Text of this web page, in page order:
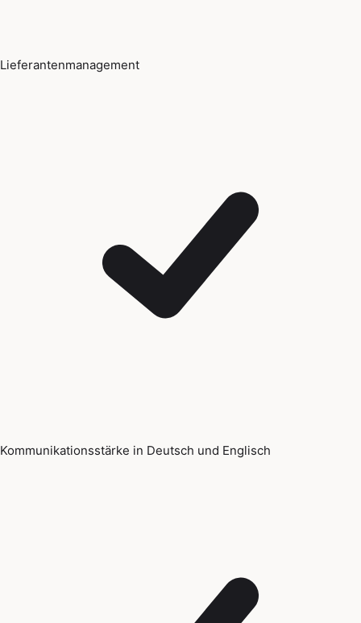
Lieferantenmanagement
Kommunikationsstärke in Deutsch und Englisch